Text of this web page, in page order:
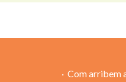
Com arribem